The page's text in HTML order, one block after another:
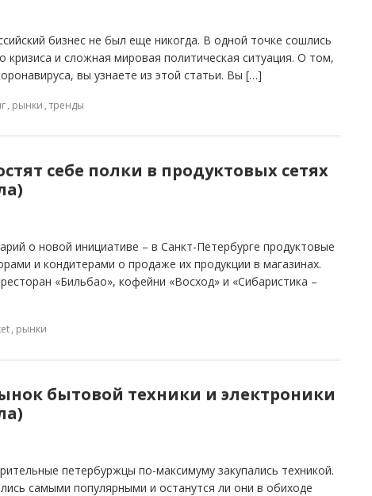
бизнес не был еще никогда. В одной точке сошлись
кризиса и сложная мировая политическая ситуация. О том,
вы узнаете из этой статьи. Вы […]
, рынки , тренды
себе полки в продуктовых сетях
о новой инициативе – в Санкт-Петербурге продуктовые
и кондитерами о продаже их продукции в магазинах.
«Бильбао», кофейни «Восход» и «Сибаристика –
, рынки
бытовой техники и электроники
петербуржцы по-максимуму закупались техникой.
самыми популярными и останутся ли они в обиходе